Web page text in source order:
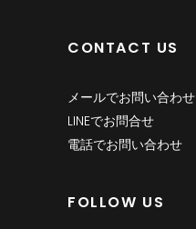
CONTACT US
メールでお問い合わせ
LINEでお問合せ
電話でお問い合わせ
FOLLOW US